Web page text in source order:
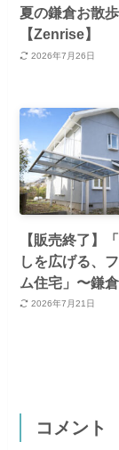
夏の鎌倉お散
【Zenrise】
2026年7月26日
【販売終了】
しを広げる、
ム住宅」〜鎌
2026年7月21日
コメント